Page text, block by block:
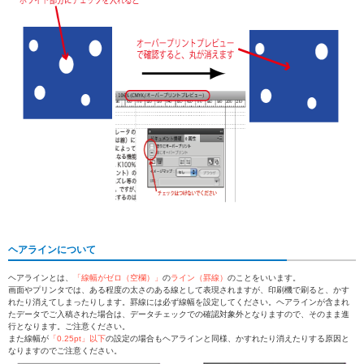
ヘアラインについて
ヘアラインとは、 「線幅がゼロ（空欄）」 のライン（罫線） のことをいいます。
画面やプリンタでは、ある程度の太さのある線として表現されますが、印刷機で刷ると、かす
れたり消えてしまったりします。罫線には必ず線幅を設定してください。ヘアラインが含まれ
たデータでご入稿された場合は、データチェックでの確認対象外となりますので、そのまま進
行となります。ご注意ください。
また線幅が 「0.25pt」以下の設定の場合もヘアラインと同様、かすれたり消えたりする原因と
なりますのでご注意ください。